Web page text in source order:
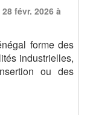
févr. 2026 à
forme des
industrielles,
ou des